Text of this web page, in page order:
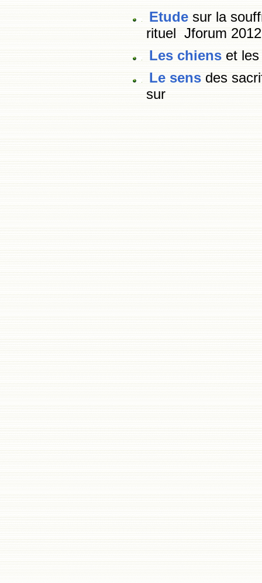
Etude sur la
rituel Jforum 2012
Les chiens et
Le sens des
sur